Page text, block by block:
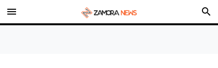
menu search